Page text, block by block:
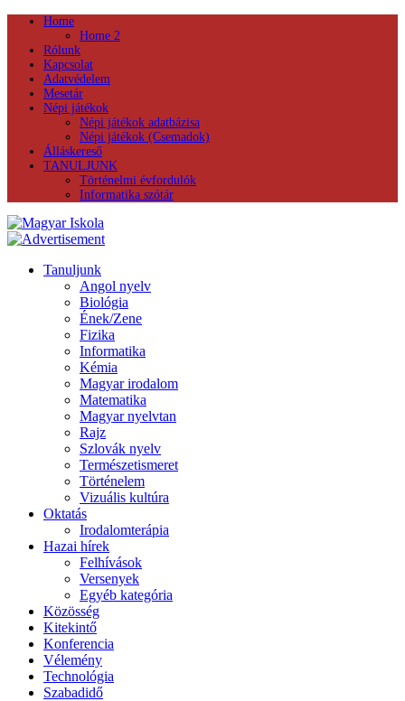
Home
Home 2
Rólunk
Kapcsolat
Adatvédelem
Mesetár
Népi játékok
Népi játékok adatbázisa
Népi játékok (Csemadok)
Álláskereső
TANULJUNK
Történelmi évfordulók
Informatika szótár
Tanuljunk
Angol nyelv
Biológia
Ének/Zene
Fizika
Informatika
Kémia
Magyar irodalom
Matematika
Magyar nyelvtan
Rajz
Szlovák nyelv
Természetismeret
Történelem
Vizuális kultúra
Oktatás
Irodalomterápia
Hazai hírek
Felhívások
Versenyek
Egyéb kategória
Közösség
Kitekintő
Konferencia
Vélemény
Technológia
Szabadidő